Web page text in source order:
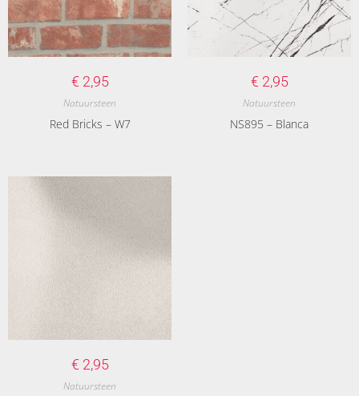
€ 2,95
Natuursteen
Red Bricks – W7
€ 2,95
Natuursteen
NS895 – Blanca
€ 2,95
Natuursteen